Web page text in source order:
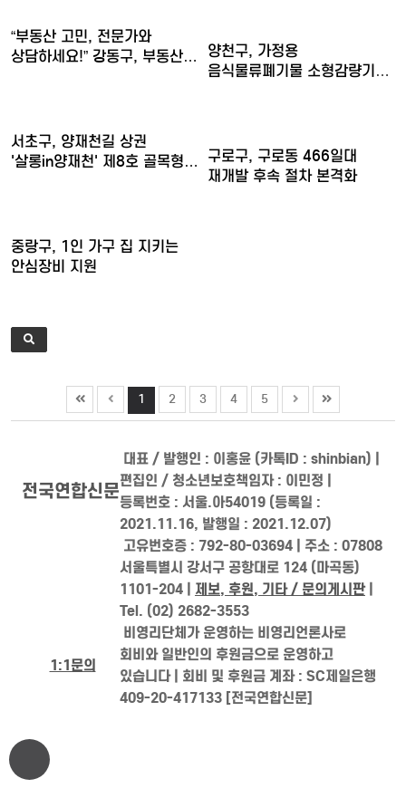
“부동산 고민, 전문가와
상담하세요!” 강동구, 부동산…
양천구, 가정용
음식물류폐기물 소형감량기
서초구, 양재천길 상권
'살롱in양재천' 제8호 골목형…
구로구, 구로동 466일대
재개발 후속 절차 본격화
중랑구, 1인 가구 집 지키는
안심장비 지원
1 2 3 4 5
전국연합신문
대표 / 발행인 : 이홍윤 (카톡ID : shinbian) |
편집인 / 청소년보호책임자 : 이민정 |
등록번호 : 서울.아54019 (등록일 :
2021.11.16, 발행일 : 2021.12.07)
고유번호증 : 792-80-03694 | 주소 : 07808
서울특별시 강서구 공항대로 124 (마곡동)
1101-204 | 제보, 후원, 기타 / 문의게시판|
Tel. (02) 2682-3553
1:1문의
비영리단체가 운영하는 비영리언론사로
회비와 일반인의 후원금으로 운영하고
있습니다 | 회비 및 후원금 계좌 : SC제일은행
409-20-417133 [전국연합신문]